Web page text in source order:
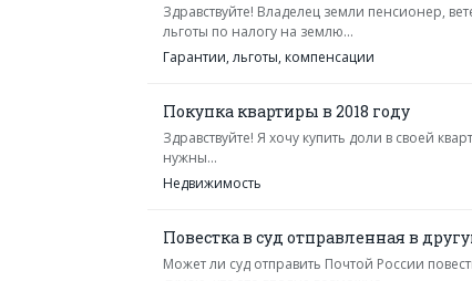
Здравствуйте! Владелец земли пенсионер,
льготы по налогу на землю...
Гарантии, льготы, компенсации
Покупка квартиры в 2018 году
Здравствуйте! Я хочу купить доли в своей
нужны...
Недвижимость
Повестка в суд отправленная в
Может ли суд отправить Почтой России